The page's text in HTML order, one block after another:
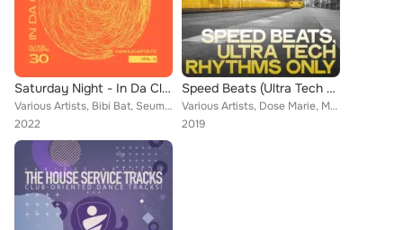
Saturday Night - In Da Club (30 Floor Killers), Vol. 2
Various Artists, Bibi Bat, Seumas Norv, Dialer Z, Victor Mass, Jason Azura, Talal, Richard Taylor, Lukas Vane, Soap Bubbles, Bul...
2022
Speed Beats (Ultra Tech Rhythms Only)
Various Artists, Dose Marie, Moreno Mayer, Cinzia Cucci, Marcus Lion, Leon Mark, Bubble Jim, Oshio Matik, Eric Kant, 3rd Port, L...
2019